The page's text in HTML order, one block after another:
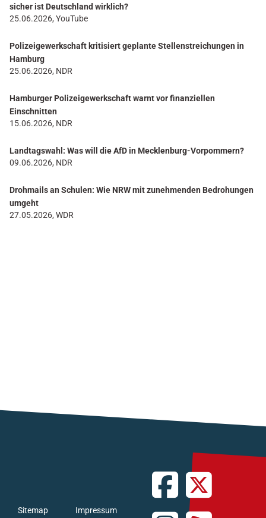
sicher ist Deutschland wirklich?
25.06.2026, YouTube
Polizeigewerkschaft kritisiert geplante Stellenstreichungen in
Hamburg
25.06.2026, NDR
Hamburger Polizeigewerkschaft warnt vor finanziellen
Einschnitten
15.06.2026, NDR
Landtagswahl: Was will die AfD in Mecklenburg-Vorpommern?
09.06.2026, NDR
Drohmails an Schulen: Wie NRW mit zunehmenden Bedrohungen
umgeht
27.05.2026, WDR
Sitemap Impressum